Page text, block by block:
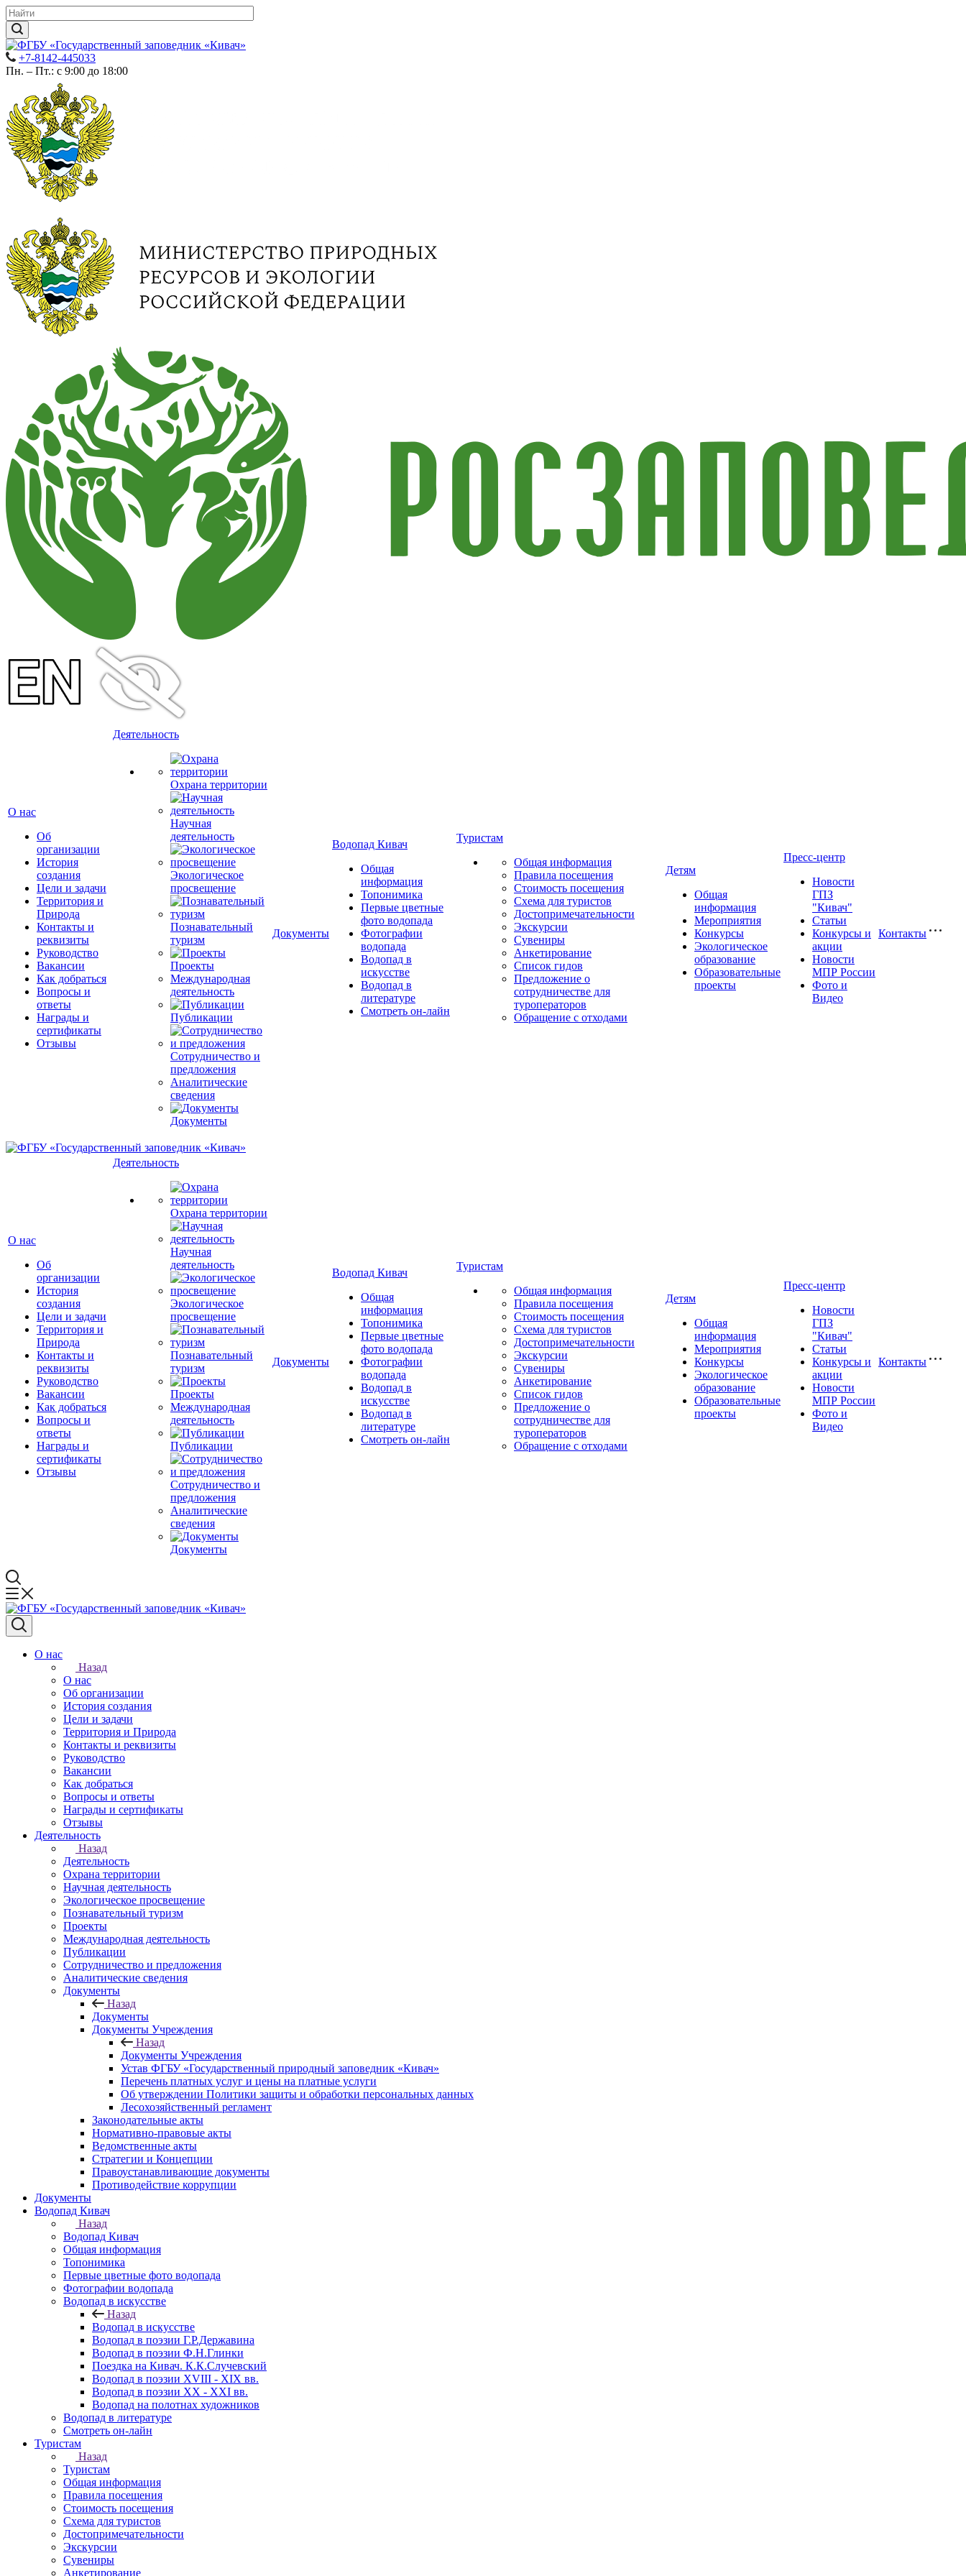
+7-8142-445033
Пн. – Пт.: с 9:00 до 18:00
О нас
Об
организации
История
создания
Цели и задачи
Территория и
Природа
Контакты и
реквизиты
Руководство
Вакансии
Как добраться
Вопросы и
ответы
Награды и
сертификаты
Отзывы
Деятельность
Охрана территории
Научная
деятельность
Экологическое
просвещение
Познавательный
туризм
Проекты
Международная
деятельность
Публикации
Сотрудничество и
предложения
Аналитические
сведения
Документы
Документы
Водопад Кивач
Общая
информация
Топонимика
Первые цветные
фото водопада
Фотографии
водопада
Водопад в
искусстве
Водопад в
литературе
Смотреть он-лайн
Туристам
Общая информация
Правила посещения
Стоимость посещения
Схема для туристов
Достопримечательности
Экскурсии
Сувениры
Анкетирование
Список гидов
Предложение о
сотрудничестве для
туроператоров
Обращение с отходами
Детям
Общая
информация
Мероприятия
Конкурсы
Экологическое
образование
Образовательные
проекты
Пресс-центр
Новости
ГПЗ
"Кивач"
Статьи
Конкурсы и
акции
Новости
МПР России
Фото и
Видео
Контакты
О нас
Об
организации
История
создания
Цели и задачи
Территория и
Природа
Контакты и
реквизиты
Руководство
Вакансии
Как добраться
Вопросы и
ответы
Награды и
сертификаты
Отзывы
Деятельность
Охрана территории
Научная
деятельность
Экологическое
просвещение
Познавательный
туризм
Проекты
Международная
деятельность
Публикации
Сотрудничество и
предложения
Аналитические
сведения
Документы
Документы
Водопад Кивач
Общая
информация
Топонимика
Первые цветные
фото водопада
Фотографии
водопада
Водопад в
искусстве
Водопад в
литературе
Смотреть он-лайн
Туристам
Общая информация
Правила посещения
Стоимость посещения
Схема для туристов
Достопримечательности
Экскурсии
Сувениры
Анкетирование
Список гидов
Предложение о
сотрудничестве для
туроператоров
Обращение с отходами
Детям
Общая
информация
Мероприятия
Конкурсы
Экологическое
образование
Образовательные
проекты
Пресс-центр
Новости
ГПЗ
"Кивач"
Статьи
Конкурсы и
акции
Новости
МПР России
Фото и
Видео
Контакты
О нас
Назад
О нас
Об организации
История создания
Цели и задачи
Территория и Природа
Контакты и реквизиты
Руководство
Вакансии
Как добраться
Вопросы и ответы
Награды и сертификаты
Отзывы
Деятельность
Назад
Деятельность
Охрана территории
Научная деятельность
Экологическое просвещение
Познавательный туризм
Проекты
Международная деятельность
Публикации
Сотрудничество и предложения
Аналитические сведения
Документы
Назад
Документы
Документы Учреждения
Назад
Документы Учреждения
Устав ФГБУ «Государственный природный заповедник «Кивач»
Перечень платных услуг и цены на платные услуги
Об утверждении Политики защиты и обработки персональных данных
Лесохозяйственный регламент
Законодательные акты
Нормативно-правовые акты
Ведомственные акты
Стратегии и Концепции
Правоустанавливающие документы
Противодействие коррупции
Документы
Водопад Кивач
Назад
Водопад Кивач
Общая информация
Топонимика
Первые цветные фото водопада
Фотографии водопада
Водопад в искусстве
Назад
Водопад в искусстве
Водопад в поэзии Г.Р.Державина
Водопад в поэзии Ф.Н.Глинки
Поездка на Кивач. К.К.Случевский
Водопад в поэзии XVIII - XIX вв.
Водопад в поэзии XX - XXI вв.
Водопад на полотнах художников
Водопад в литературе
Смотреть он-лайн
Туристам
Назад
Туристам
Общая информация
Правила посещения
Стоимость посещения
Схема для туристов
Достопримечательности
Экскурсии
Сувениры
Анкетирование